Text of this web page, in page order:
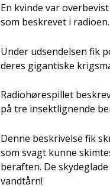
En kvin­de var
som beskre­vet i
Under udsen­del­sen fik
deres gigan­ti­ske
Radio­hø­re­spil­let
på tre insekt­lig­nen­de
Den­ne beskri­vel­se fik
som svagt kun­ne
ber­af­ten. De
vandtårn!